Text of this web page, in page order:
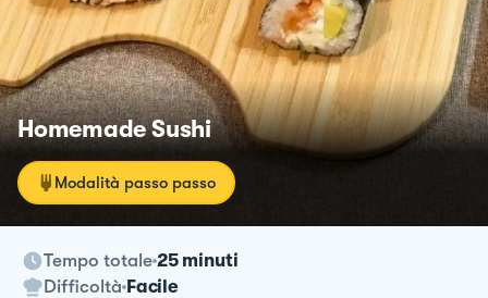
Homemade Sushi
Modalità passo passo
Tempo totale 25 minuti
Difficoltà Facile